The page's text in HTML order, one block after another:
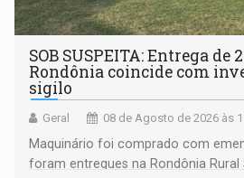
SOB SUSPEITA: Entrega
Rondônia coincide com
sigilo
Geral 08 de Agosto de 2026 às
Maquinário foi comprado com
foram entregues na Rondônia Rural